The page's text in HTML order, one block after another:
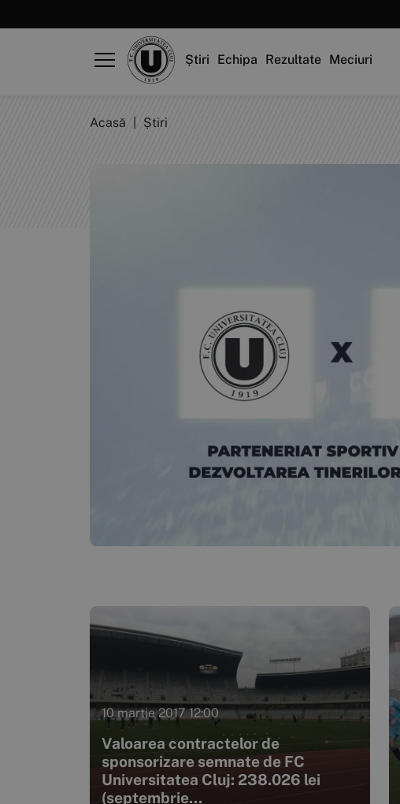
Știri Echipa Rezultate Meciuri
Acasă Știri
10 martie 2017 12:00
Valoarea contractelor de
sponsorizare semnate de FC
Universitatea Cluj: 238.026 lei
(septembrie...